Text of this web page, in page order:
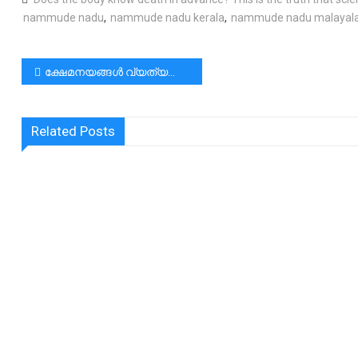
nammude nadu, nammude nadu kerala, nammude nadu
പോസ്റ്റുകളിലൂടെ
ക്ഷേമനയങ്ങൾ വ്യത്യസ്തമായേക്കാം.പക്ഷേ ഭരണനീതിക്ക് വ്യത്യാസം പാടില്ല
Related Posts